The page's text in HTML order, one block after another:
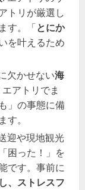
トリが厳選し
す。「とにか
を叶えるため
欠かせない海
アトリでま
」の事態に備
。
迎や現地観光
困った！」を
です。事前に
、ストレスフ